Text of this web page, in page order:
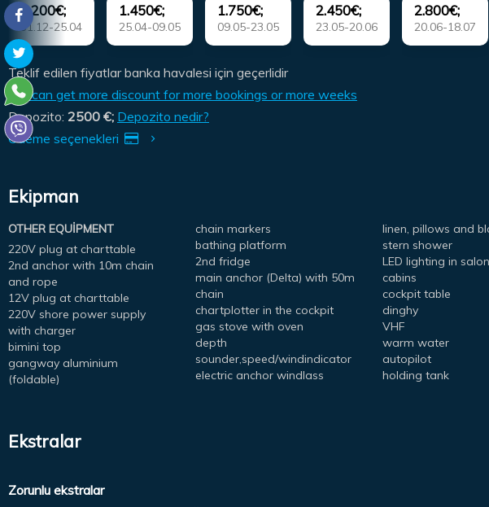
1.200€;
31.12-25.04
1.450€;
25.04-09.05
1.750€;
09.05-23.05
2.450€;
23.05-20.06
2.800€;
20.06-18.07
Teklif edilen fiyatlar banka havalesi için geçerlidir
You can get more discount for more bookings or more weeks
Depozito: 2500 €; Depozito nedir?
Ödeme seçenekleri
Ekipman
OTHER EQUIPMENT
220V plug at charttable
2nd anchor with 10m chain
and rope
12V plug at charttable
220V shore power supply
with charger
bimini top
gangway aluminium
(foldable)
chain markers
bathing platform
2nd fridge
main anchor (Delta) with 50m
chain
chartplotter in the cockpit
gas stove with oven
depth
sounder,speed/windindicator
electric anchor windlass
linen, pillows and
stern shower
LED lighting in
cabins
cockpit table
dinghy
VHF
warm water
autopilot
holding tank
Ekstralar
Zorunlu ekstralar